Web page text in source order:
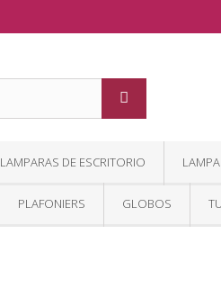
LAMPARAS DE ESCRITORIO
PLAFONIERS GLOBOS